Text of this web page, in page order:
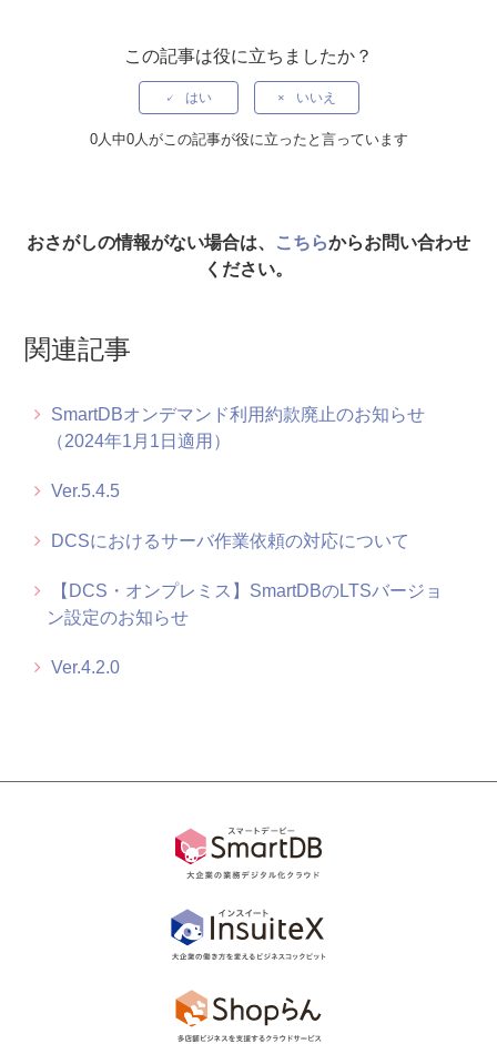
年末年始休業のお知らせ（2024年～2025年）
【特定環境ユーザー向け】12月26日 計画メンテナンスのお
ナンスのお知らせ（DCSご利用の一部お客様対象）
年末年始休業のお知らせ（2023年～2024年）
1日適用）
もっと見る
この記事は役に立ちましたか？
はい いいえ
0人中0人がこの記事が役に立ったと言っています
おさがしの情報がない場合は、 こちらからお問い合わせ
ください。
関連記事
SmartDBオンデマンド利用約款廃止のお知らせ
（2024年1月1日適用）
Ver.5.4.5
DCSにおけるサーバ作業依頼の対応について
【DCS・オンプレミス】SmartDBのLTSバージョ
ン設定のお知らせ
Ver.4.2.0